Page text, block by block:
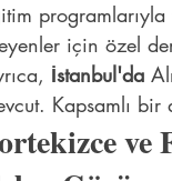
programlarıyla
için özel
İstanbul'da
Kapsamlı bir
ve